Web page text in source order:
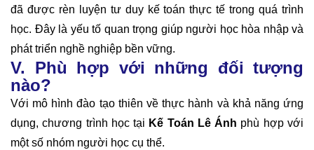
đã được rèn luyện tư duy kế toán thực tế trong quá trình
học. Đây là yếu tố quan trọng giúp người học hòa nhập và
phát triển nghề nghiệp bền vững.
V. Phù hợp với những đối tượng
nào?
Với mô hình đào tạo thiên về thực hành và khả năng ứng
dụng, chương trình học tại Kế Toán Lê Ánh phù hợp với
một số nhóm người học cụ thể.